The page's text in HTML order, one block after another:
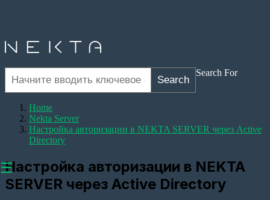
☰
Search For
Search
Home
Nekta Server
Настройка авторизации в NEKTA SERVER через Active
Directory
Настройка авторизации в NEKTA
SERVER через Active Directory